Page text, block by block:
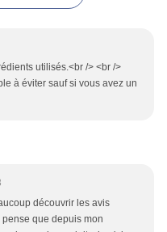
utilisés.<br /> <br />
à éviter sauf si vous avez un
découvrir les avis
que depuis mon